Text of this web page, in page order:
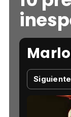
Siguiente